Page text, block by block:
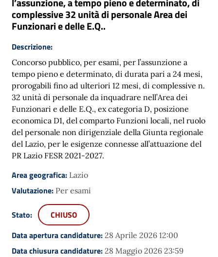
complessive 32 unità di personale Area dei
Funzionari e delle E.Q..
Descrizione:
Concorso pubblico, per esami, per l’assunzione a
tempo pieno e determinato, di durata pari a 24 mesi,
prorogabili fino ad ulteriori 12 mesi, di complessive n.
32 unità di personale da inquadrare nell’Area dei
Funzionari e delle E.Q., ex categoria D, posizione
economica D1, del comparto Funzioni locali, nel ruolo
del personale non dirigenziale della Giunta regionale
del Lazio, per le esigenze connesse all’attuazione del
PR Lazio FESR 2021-2027.
Area geografica: Lazio
Valutazione: Per esami
Stato:
CHIUSO
Data apertura candidature: 28 Aprile 2026 12:00
Data chiusura candidature: 28 Maggio 2026 23:59